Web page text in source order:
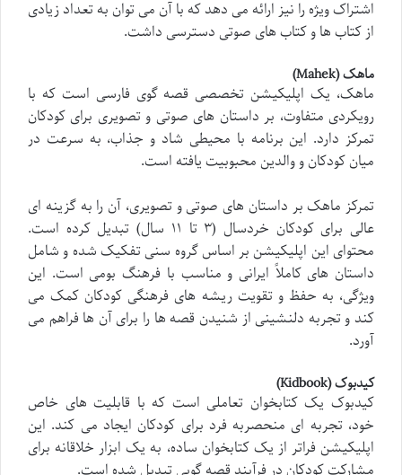
اشتراک ویژه را نیز ارائه می دهد که با آن می توان به تعداد زیادی
از کتاب ها و کتاب های صوتی دسترسی داشت.
ماهک (Mahek)
ماهک، یک اپلیکیشن تخصصی قصه گوی فارسی است که با
رویکردی متفاوت، بر داستان های صوتی و تصویری برای کودکان
تمرکز دارد. این برنامه با محیطی شاد و جذاب، به سرعت در
میان کودکان و والدین محبوبیت یافته است.
تمرکز ماهک بر داستان های صوتی و تصویری، آن را به گزینه ای
عالی برای کودکان خردسال (۳ تا ۱۱ سال) تبدیل کرده است.
محتوای این اپلیکیشن بر اساس گروه سنی تفکیک شده و شامل
داستان های کاملاً ایرانی و مناسب با فرهنگ بومی است. این
ویژگی، به حفظ و تقویت ریشه های فرهنگی کودکان کمک می
کند و تجربه دلنشینی از شنیدن قصه ها را برای آن ها فراهم می
آورد.
کیدبوک (Kidbook)
کیدبوک یک کتابخوان تعاملی است که با قابلیت های خاص
خود، تجربه ای منحصربه فرد برای کودکان ایجاد می کند. این
اپلیکیشن فراتر از یک کتابخوان ساده، به یک ابزار خلاقانه برای
مشارکت کودکان در فرآیند قصه گویی تبدیل شده است.